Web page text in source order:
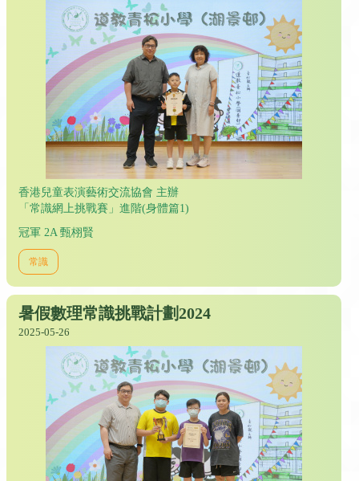
香港兒童表演藝術交流協會 主辦
「常識網上挑戰賽」進階(身體篇1)
冠軍 2A 甄栩賢
常識
暑假數理常識挑戰計劃2024
2025-05-26